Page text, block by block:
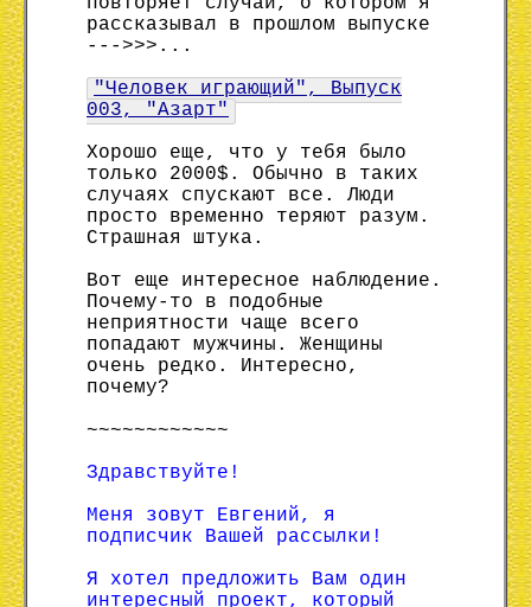
рассказывал в прошлом выпуске
--->>>...
"Человек играющий", Выпуск
003, "Азарт"
Хорошо еще, что у тебя было
только 2000$. Обычно в таких
случаях спускают все. Люди
просто временно теряют разум.
Страшная штука.
Вот еще интересное наблюдение.
Почему-то в подобные
неприятности чаще всего
попадают мужчины. Женщины
очень редко. Интересно,
почему?
~~~~~~~~~~~~
Здравствуйте!
Меня зовут Евгений, я
подписчик Вашей рассылки!
Я хотел предложить Вам один
интересный проект, который